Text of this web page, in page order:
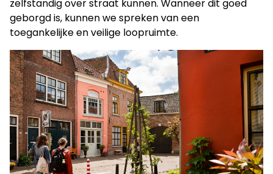
zelfstandig over straat kunnen. Wanneer dit goed
geborgd is, kunnen we spreken van een
toegankelijke en veilige loopruimte.